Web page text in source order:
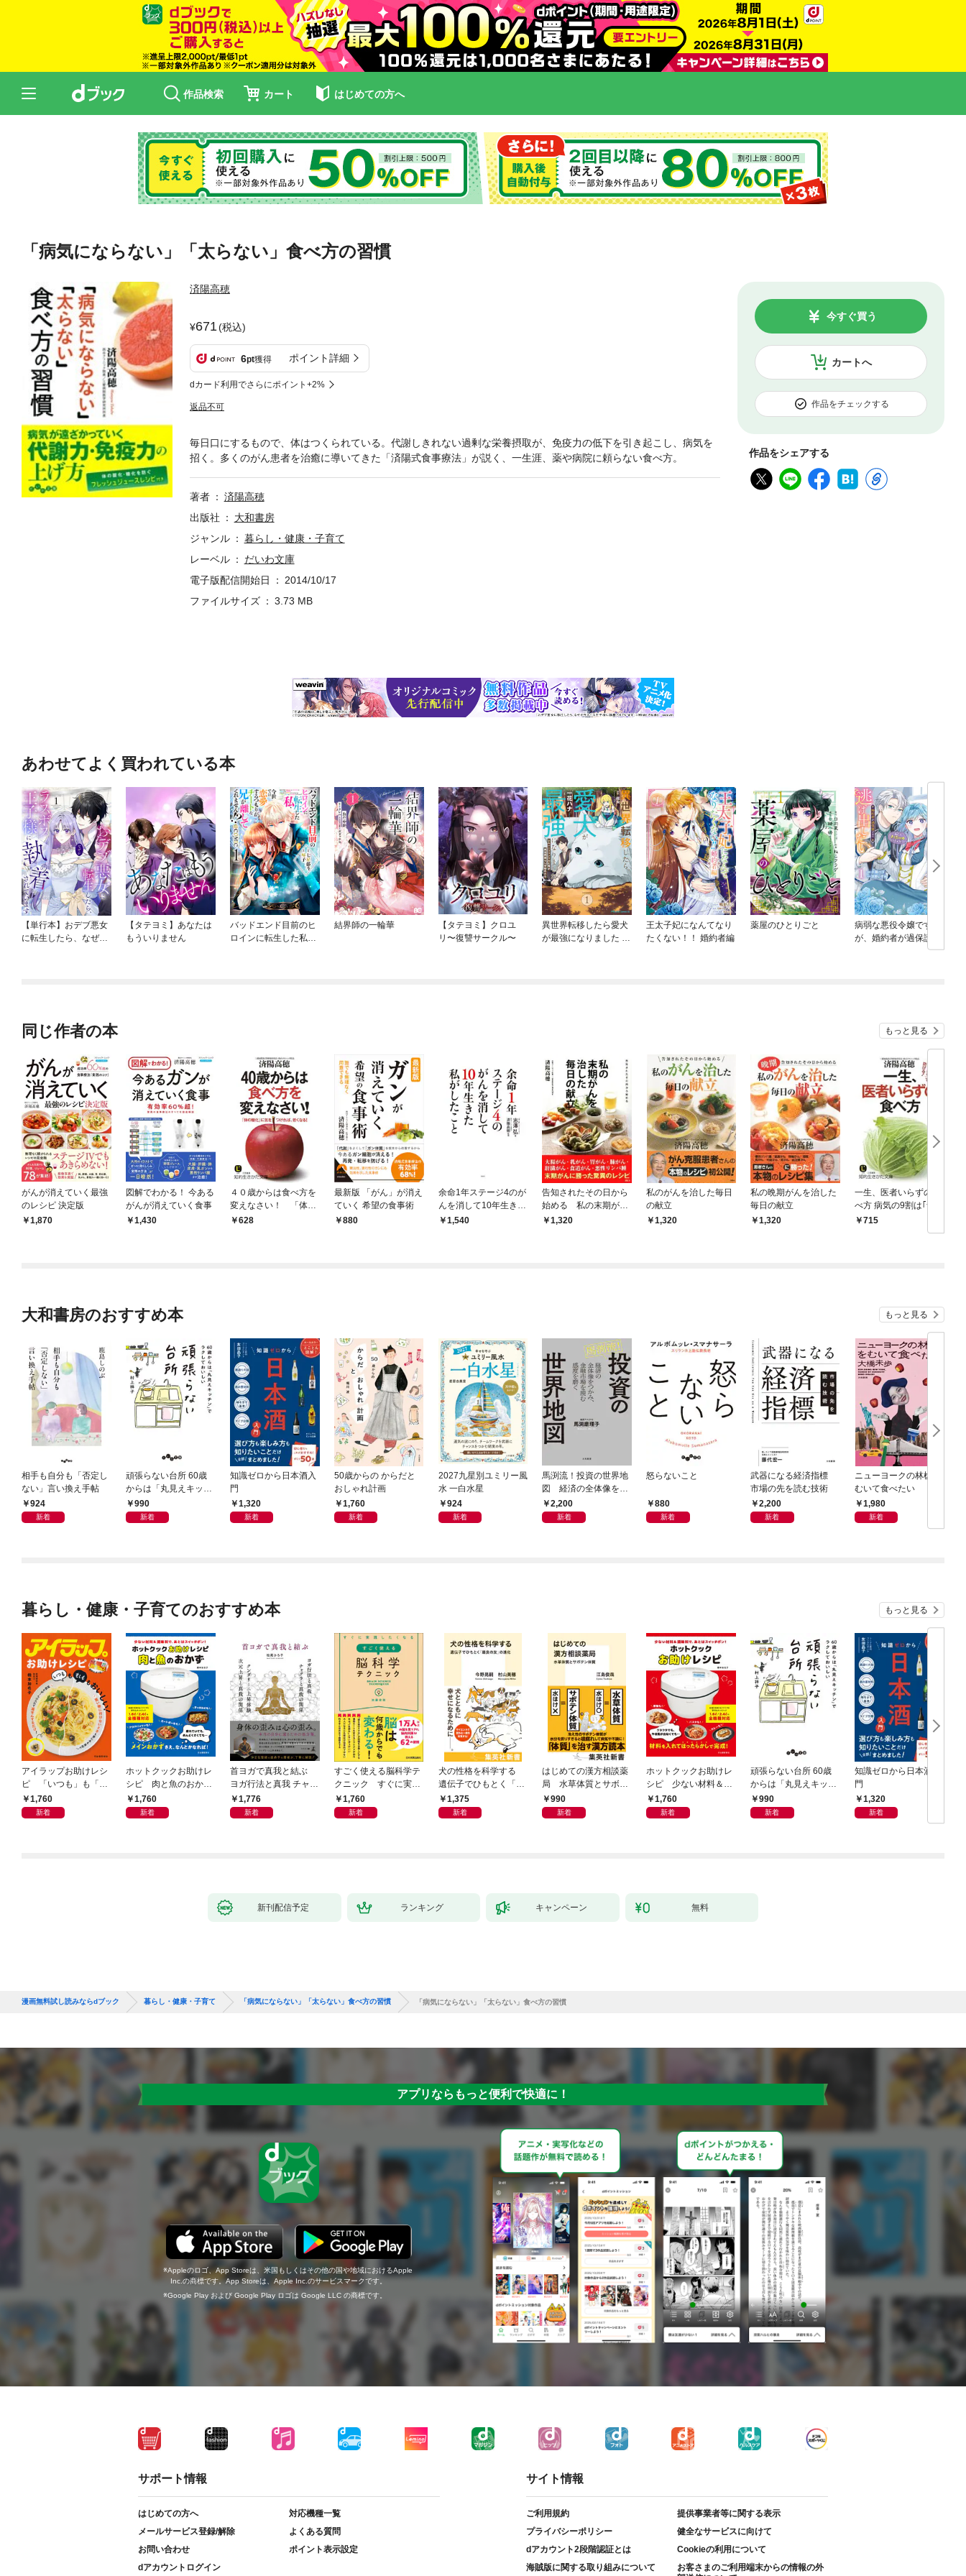
作品検索 カート はじめての方へ
「病気にならない」「太らない」食べ方の習慣
済陽高穂
671(税込)
6pt獲得 ポイント詳細
dカード利用でさらにポイント+2%
返品不可
カートへ
今すぐ買う
作品をチェックする
作品をシェアする
毎日口にするもので、体はつくられている。代謝しきれない過剰な栄養摂取が、免疫力の低下を引き起こし、病気を
招く。多くのがん患者を治癒に導いてきた「済陽式食事療法」が説く、一生涯、薬や病院に頼らない食べ方。
著者
済陽高穂
出版社
大和書房
ジャンル
暮らし・健康・子育て
レーベル
だいわ文庫
電子版配信開始日
2014/10/17
ファイルサイズ
3.73 MB
あわせてよく買われている本
【単行本】おデブ悪女
に転生したら、なぜか
【タテヨミ】あなたは
もういりません
バッドエンド目前のヒ
ロインに転生した私、
結界師の一輪華
【タテヨミ】クロユ
リ〜復讐サークル〜
異世界転移したら愛犬
が最強になりました ～
王太子妃になんてなり
たくない！！ 婚約者編
薬屋のひとりごと
病弱な悪役令嬢です
が、婚約者が過保護す
ぎて逃げ出したい(私た
同じ作者の本 もっと見る
がんが消えていく最強
のレシピ 決定版
1,870
図解でわかる！ 今ある
がんが消えていく食事
1,430
４０歳からは食べ方を
変えなさい！ 「体の
糖化」に気をつけれ
628
最新版 「がん」が消え
ていく 希望の食事術
880
余命1年ステージ4のが
んを消して10年生きた
私がしたこと
1,540
告知されたその日から
始める 私の末期がん
を治した毎日の献立
1,320
私のがんを治した毎日
の献立
1,320
私の晩期がんを治した
毎日の献立
1,320
一生、医者いらずの食
べ方 病気の9割は｢食べ
合わせ｣で防げる！
715
大和書房のおすすめ本 もっと見る
相手も自分も「否定し
ない」言い換え手帖
924
新着
頑張らない台所 60歳
からは「丸見えキッチ
ン」でラクしておいし
い
990
新着
知識ゼロから日本酒入
門
1,320
新着
50歳からの からだと
おしゃれ計画
1,760
新着
2027九星別ユミリー風
水 一白水星
924
新着
馬渕流！投資の世界地
図 経済の全体像をつ
かみ、金融市場を読む
感度を磨く
2,200
新着
怒らないこと
880
新着
武器になる経済指標
市場の先を読む技術
2,200
新着
ニューヨークの林檎を
むいて食べたい
1,980
新着
暮らし・健康・子育てのおすすめ本 もっと見る
アイラップお助けレシ
ピ 「いつも」も「も
しも」もおいしい！
1,760
新着
ホットクックお助けレ
シピ 肉と魚のおか
ず 少ない材料＆調味
料で、あとはスイッチ
1,760
新着
首ヨガで真我と結ぶ
ヨガ行法と真我 チャク
ラと真我の関係 クンダ
リーニ上昇体験 次元上
1,776
新着
すごく使える脳科学テ
クニック すぐに実践
したくなる
1,760
新着
犬の性格を科学する
遺伝子でひもとく「最
良の友」の進化
1,375
新着
はじめての漢方相談薬
局 水草体質とサボテ
ン体質
990
新着
ホットクックお助けレ
シピ 少ない材料＆調
味料で、あとはスイッ
チポン！
1,760
新着
頑張らない台所 60歳
からは「丸見えキッチ
ン」でラクしておいし
い
990
新着
知識ゼロから日本酒入
門
1,320
新着
新刊配信予定 ランキング キャンペーン 無料
漫画無料試し読みならdブック 暮らし・健康・子育て 「病気にならない」「太らない」食べ方の習慣 「病気にならない」「太らない」食べ方の習慣
アプリならもっと便利で快適に！
Appleのロゴ、App Storeは、米国もしくはその他の国や地域におけるApple
Inc.の商標です。App Storeは、Apple Inc.のサービスマークです。
Google Play および Google Play ロゴは Google LLC の商標です。
サポート情報
はじめての方へ
対応機種一覧
メールサービス登録/解除
よくある質問
お問い合わせ
ポイント表示設定
dアカウントログイン
サイト情報
ご利用規約
提供事業者等に関する表示
プライバシーポリシー
健全なサービスに向けて
dアカウント2段階認証とは
Cookieの利用について
海賊版に関する取り組みについて
お客さまのご利用端末からの情報の外